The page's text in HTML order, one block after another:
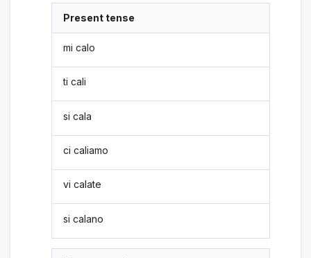
Present tense
mi calo
ti cali
si cala
ci caliamo
vi calate
si calano